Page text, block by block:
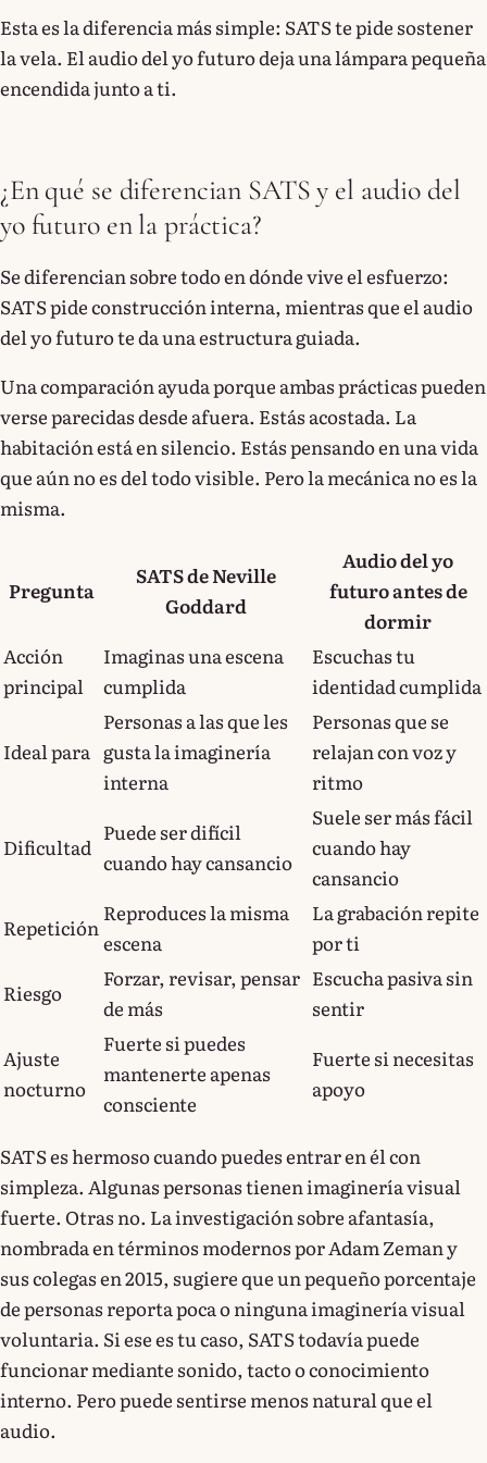
Esta es la diferencia más simple: SATS te pide sostener
la vela. El audio del yo futuro deja una lámpara pequeña
encendida junto a ti.
¿En qué se diferencian SATS y el audio del
yo futuro en la práctica?
Se diferencian sobre todo en dónde vive el esfuerzo:
SATS pide construcción interna, mientras que el audio
del yo futuro te da una estructura guiada.
Una comparación ayuda porque ambas prácticas pueden
verse parecidas desde afuera. Estás acostada. La
habitación está en silencio. Estás pensando en una vida
que aún no es del todo visible. Pero la mecánica no es la
misma.
Pregunta
SATS de Neville
Goddard
Audio del yo
futuro antes de
dormir
Acción
principal
Imaginas una escena
cumplida
Escuchas tu
identidad cumplida
Ideal para
Personas a las que les
gusta la imaginería
interna
Personas que se
relajan con voz y
ritmo
Dificultad
Puede ser difícil
cuando hay cansancio
Suele ser más fácil
cuando hay
cansancio
Repetición
Reproduces la misma
escena
La grabación repite
por ti
Riesgo
Forzar, revisar, pensar
de más
Escucha pasiva sin
sentir
Ajuste
nocturno
Fuerte si puedes
mantenerte apenas
consciente
Fuerte si necesitas
apoyo
SATS es hermoso cuando puedes entrar en él con
simpleza. Algunas personas tienen imaginería visual
fuerte. Otras no. La investigación sobre afantasía,
nombrada en términos modernos por Adam Zeman y
sus colegas en 2015, sugiere que un pequeño porcentaje
de personas reporta poca o ninguna imaginería visual
voluntaria. Si ese es tu caso, SATS todavía puede
funcionar mediante sonido, tacto o conocimiento
interno. Pero puede sentirse menos natural que el
audio.